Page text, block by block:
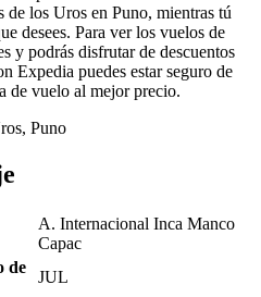
de los Uros en Puno, mientras tú
desees. Para ver los vuelos de
y podrás disfrutar de descuentos
Expedia puedes estar seguro de
de vuelo al mejor precio.
Puno
A. Internacional Inca Manco
Capac
de
JUL